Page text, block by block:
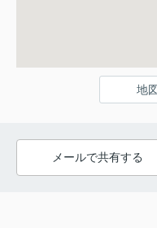
地
メールで共有する